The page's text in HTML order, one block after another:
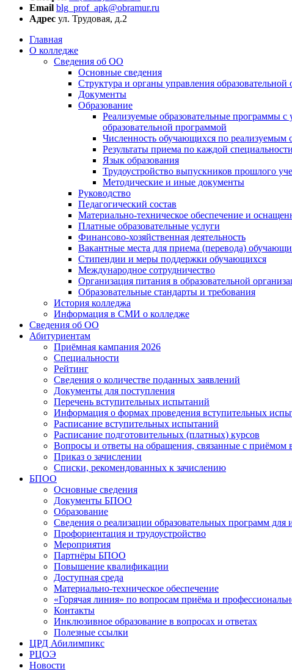
Email blg_prof_apk@obramur.ru
Адрес ул. Трудовая, д.2
Главная
О колледже
Сведения об ОО
Основные сведения
Структура и органы управления образовательной
Документы
Образование
Реализуемые образовательные программы
образовательной программой
Численность обучающихся по реализуемым
Результаты приема по каждой
Язык образования
Трудоустройство выпускников прошлого
Методические и иные документы
Руководство
Педагогический состав
Материально-техническое обеспечение и
Платные образовательные услуги
Финансово-хозяйственная деятельность
Вакантные места для приема (перевода)
Стипендии и меры поддержки обучающихся
Международное сотрудничество
Организация питания в образовательной
Образовательные стандарты и требования
История колледжа
Информация в СМИ о колледже
Сведения об ОО
Абитуриентам
Приёмная кампания 2026
Специальности
Рейтинг
Сведения о количестве поданных заявлений
Документы для поступления
Перечень вступительных испытаний
Информация о формах проведения вступительных
Расписание вступительных испытаний
Расписание подготовительных (платных) курсов
Вопросы и ответы на обращения, связанные с приёмом
Приказ о зачислении
Списки, рекомендованных к зачислению
БПОО
Основные сведения
Документы БПОО
Образование
Сведения о реализации образовательных программ
Профориентация и трудоустройство
Мероприятия
Партнёры БПОО
Повышение квалификации
Доступная среда
Материально-техническое обеспечение
«Горячая линия» по вопросам приёма и
Контакты
Инклюзивное образование в вопросах и ответах
Полезные ссылки
ЦРД Абилимпикс
РЦОЭ
Новости